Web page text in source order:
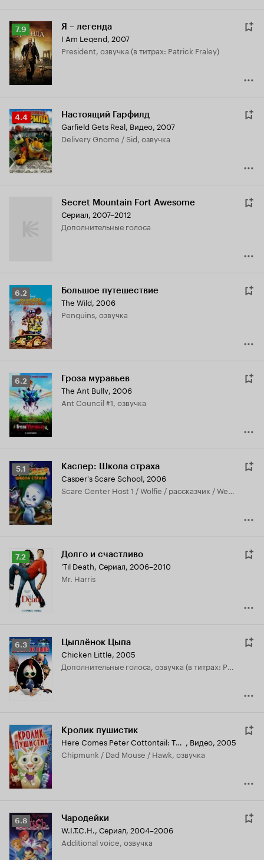
Рейтинг
Кинопоиска
7.9
7.9 Я – легенда
I Am Legend, 2007
President, озвучка (в титрах: Patrick Fraley)
Рейтинг
Кинопоиска
4.4
4.4 Настоящий Гарфилд
Garfield Gets Real, Видео, 2007
Delivery Gnome / Sid, озвучка
Secret Mountain Fort Awesome
Сериал, 2007–2012
дополнительные голоса
Рейтинг
Кинопоиска
6.2
6.2 Большое путешествие
The Wild, 2006
Penguins, озвучка
Рейтинг
Кинопоиска
6.2
6.2 Гроза муравьев
The Ant Bully, 2006
Ant Council #1, озвучка
Рейтинг
Кинопоиска
5.1
5.1 Каспер: Школа страха
Casper's Scare School, 2006
Scare Center Host 1 / Wolfie / рассказчик / Werewolf / дополнительные голоса, озвучка
Рейтинг
Кинопоиска
7.2
7.2 Долго и счастливо
'Til Death, Сериал, 2006–2010
Mr. Harris
Рейтинг
Кинопоиска
6.3
6.3 Цыплёнок Цыпа
Chicken Little, 2005
дополнительные голоса, озвучка (в титрах: Patrick Fraley)
Кролик пушистик
Here Comes Peter Cottontail: The Movie , Видео, 2005
Chipmunk / Dad Mouse / Hawk, озвучка
Рейтинг
Кинопоиска
6.8
6.8 Чародейки
W.I.T.C.H., Сериал, 2004–2006
Additional voice, озвучка